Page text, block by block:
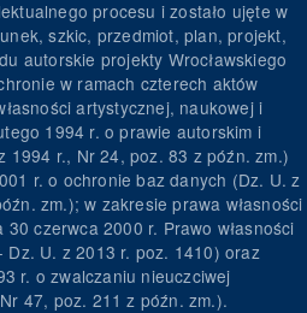
procesu i zostało ujęte w
szkic, przedmiot, plan, projekt,
autorskie projekty Wrocławskiego
w ramach czterech aktów
artystycznej, naukowej i
1994 r. o prawie autorskim i
1994 r., Nr 24, poz. 83 z późn. zm.)
r. o ochronie baz danych (Dz. U. z
zm.); w zakresie prawa własności
czerwca 2000 r. Prawo własności
Dz. U. z 2013 r. poz. 1410) oraz
r. o zwalczaniu nieuczciwej
47, poz. 211 z późn. zm.).